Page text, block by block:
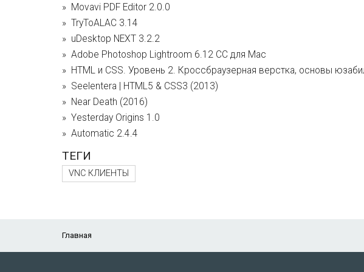
Movavi PDF Editor 2.0.0
TryToALAC 3.14
uDesktop NEXT 3.2.2
Adobe Photoshop Lightroom 6.12 CC для Mac
HTML и CSS. Уровень 2. Кроссбраузерная верстка, основы
Seelentera | HTML5 & CSS3 (2013)
Near Death (2016)
Yesterday Origins 1.0
Automatic 2.4.4
ТЕГИ
VNC КЛИЕНТЫ
Главная